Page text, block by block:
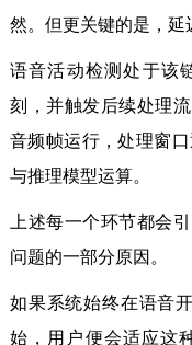
然。但更关键的是，延
语音活动检测处于该
刻，并触发后续处理
音频帧运行，处理窗
与推理模型运算。
上述每一个环节都会
问题的一部分原因。
如果系统始终在语音
始，用户便会适应这